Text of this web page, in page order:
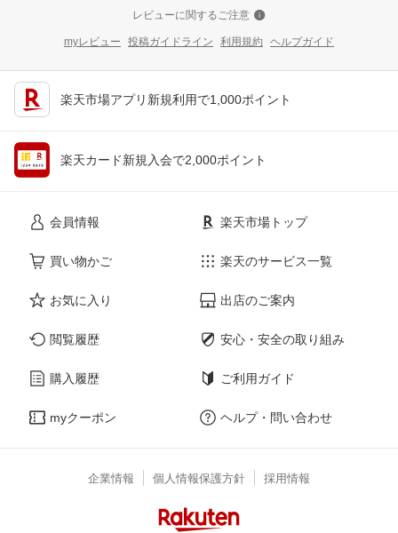
レビューに関するご注意
myレビュー 投稿ガイドライン 利用規約 ヘルプガイド
楽天市場アプリ新規利用で1,000ポイント
楽天カード新規入会で2,000ポイント
会員情報
買い物かご
お気に入り
閲覧履歴
購入履歴
myクーポン
楽天市場トップ
楽天のサービス一覧
出店のご案内
安心・安全の取り組み
ご利用ガイド
ヘルプ・問い合わせ
企業情報 個人情報保護方針 採用情報